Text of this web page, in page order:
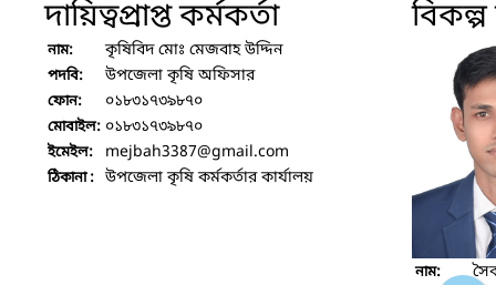
দায়িত্বপ্রাপ্ত কর্মকর্তা
নাম: কৃষিবিদ মোঃ মেজবাহ উদ্দিন
পদবি: উপজেলা কৃষি অফিসার
ফোন: ০১৮৩১৭৩৯৮৭০
মোবাইল: ০১৮৩১৭৩৯৮৭০
ইমেইল: mejbah3387@gmail.com
ঠিকানা : উপজেলা কৃষি কর্মকর্তার কার্যালয়
বিকল্প
নাম: